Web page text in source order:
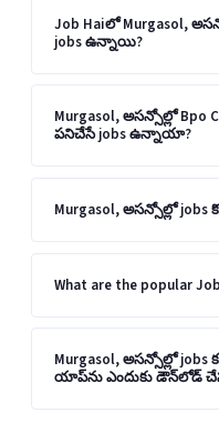
Job Haiలో Murgasol,
jobs ఉన్నాయి?
Murgasol, అసన్సోల్లో Bpo
పనిచేసే jobs ఉన్నాయా?
Murgasol, అసన్సోల్లో
What are the popular
Murgasol, అసన్సోల్లో
యాప్‌ను ఎందుకు డౌన్‌లోడ్